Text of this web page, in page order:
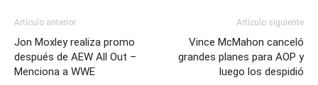
Artículo anterior
Jon Moxley realiza promo
después de AEW All Out –
Menciona a WWE
Artículo siguiente
Vince McMahon canceló
grandes planes para AOP y
luego los despidió